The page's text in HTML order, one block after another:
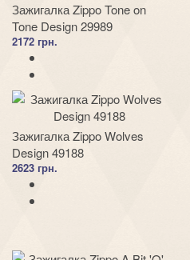
Зажигалка Zippo Tone on
Tone Design 29989
2172 грн.
Зажигалка Zippo Wolves
Design 49188
2623 грн.